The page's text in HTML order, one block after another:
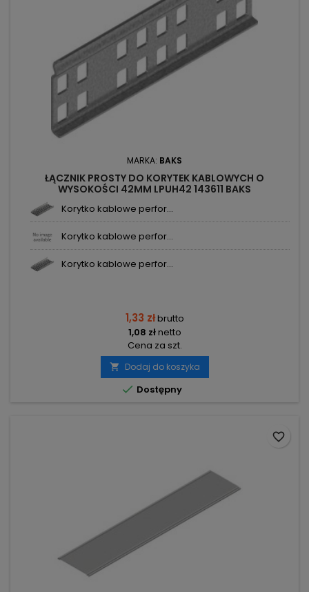
MARKA: BAKS
ŁĄCZNIK PROSTY DO KORYTEK KABLOWYCH O
WYSOKOŚCI 42MM LPUH42 143611 BAKS
Korytko kablowe perfor...
Korytko kablowe perfor...
Korytko kablowe perfor...
1,33 złbrutto
1,08 złnetto
Cena za szt.
 Dodaj do koszyka
 Dostępny
favorite_border